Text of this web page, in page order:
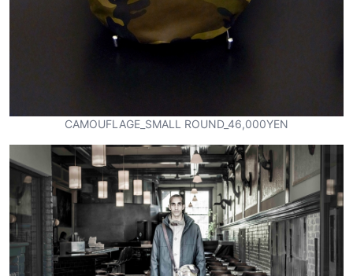
CAMOUFLAGE_SMALL ROUND_46,000YEN